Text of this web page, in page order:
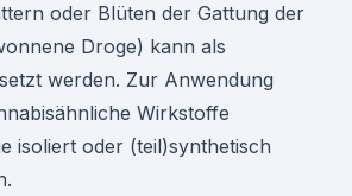
oder Blüten der Gattung der
Droge) kann als
werden. Zur Anwendung
Wirkstoffe
isoliert oder (teil)synthetisch